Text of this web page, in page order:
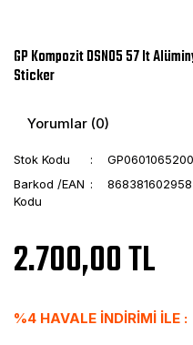
GP Kompozit DSN05 57 lt
Sticker
Yorumlar (0)
Stok Kodu
Barkod /EAN
Kodu
2.700,00 TL
%4 HAVALE İNDİRİMİ İLE :